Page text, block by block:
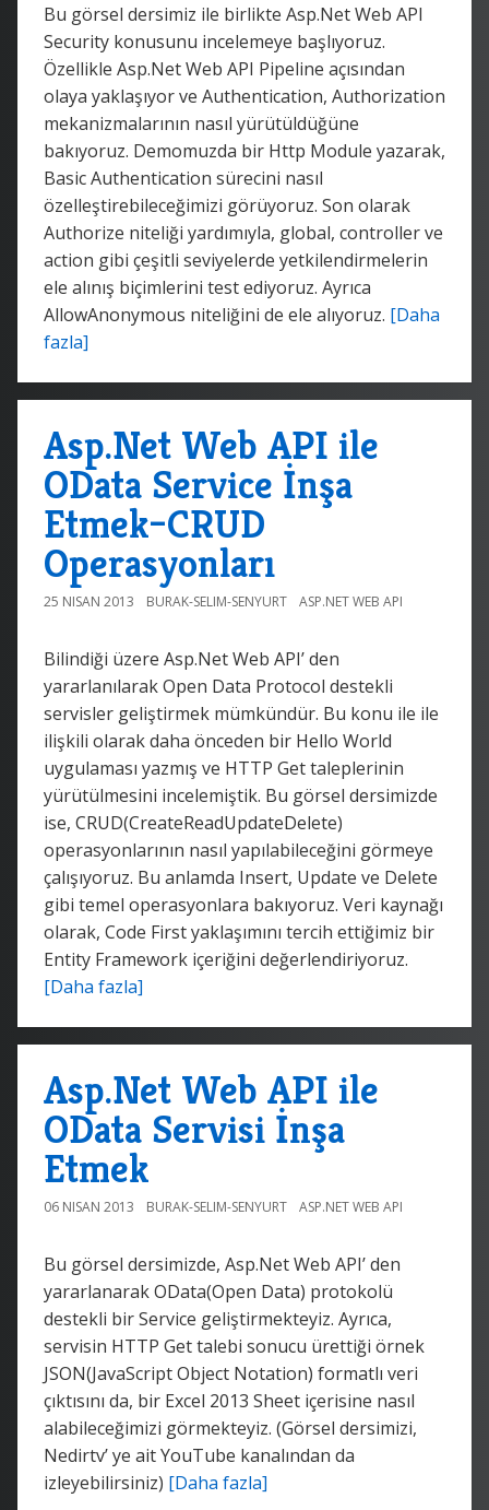
Bu görsel dersimiz ile birlikte Asp.Net Web API
Security konusunu incelemeye başlıyoruz.
Özellikle Asp.Net Web API Pipeline açısından
olaya yaklaşıyor ve Authentication, Authorization
mekanizmalarının nasıl yürütüldüğüne
bakıyoruz. Demomuzda bir Http Module yazarak,
Basic Authentication sürecini nasıl
özelleştirebileceğimizi görüyoruz. Son olarak
Authorize niteliği yardımıyla, global, controller ve
action gibi çeşitli seviyelerde yetkilendirmelerin
ele alınış biçimlerini test ediyoruz. Ayrıca
AllowAnonymous niteliğini de ele alıyoruz. [Daha
fazla]
Asp.Net Web API ile
OData Service İnşa
Etmek–CRUD
Operasyonları
25 NISAN 2013 BURAK-SELIM-SENYURT ASP.NET WEB API
Bilindiği üzere Asp.Net Web API’ den
yararlanılarak Open Data Protocol destekli
servisler geliştirmek mümkündür. Bu konu ile ile
ilişkili olarak daha önceden bir Hello World
uygulaması yazmış ve HTTP Get taleplerinin
yürütülmesini incelemiştik. Bu görsel dersimizde
ise, CRUD(CreateReadUpdateDelete)
operasyonlarının nasıl yapılabileceğini görmeye
çalışıyoruz. Bu anlamda Insert, Update ve Delete
gibi temel operasyonlara bakıyoruz. Veri kaynağı
olarak, Code First yaklaşımını tercih ettiğimiz bir
Entity Framework içeriğini değerlendiriyoruz.
[Daha fazla]
Asp.Net Web API ile
OData Servisi İnşa
Etmek
06 NISAN 2013 BURAK-SELIM-SENYURT ASP.NET WEB API
Bu görsel dersimizde, Asp.Net Web API’ den
yararlanarak OData(Open Data) protokolü
destekli bir Service geliştirmekteyiz. Ayrıca,
servisin HTTP Get talebi sonucu ürettiği örnek
JSON(JavaScript Object Notation) formatlı veri
çıktısını da, bir Excel 2013 Sheet içerisine nasıl
alabileceğimizi görmekteyiz. (Görsel dersimizi,
Nedirtv’ ye ait YouTube kanalından da
izleyebilirsiniz) [Daha fazla]